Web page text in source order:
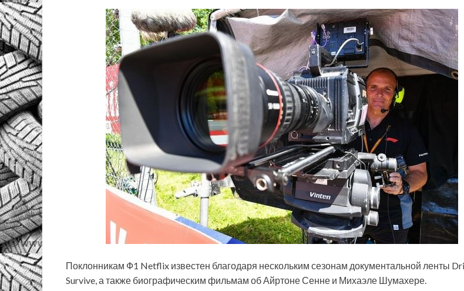
Поклонникам Ф1 Netflix известен благодаря нескольким сезонам документальной ленты
Survive, а также биографическим фильмам об Айртоне Сенне и Михаэле Шумахере.